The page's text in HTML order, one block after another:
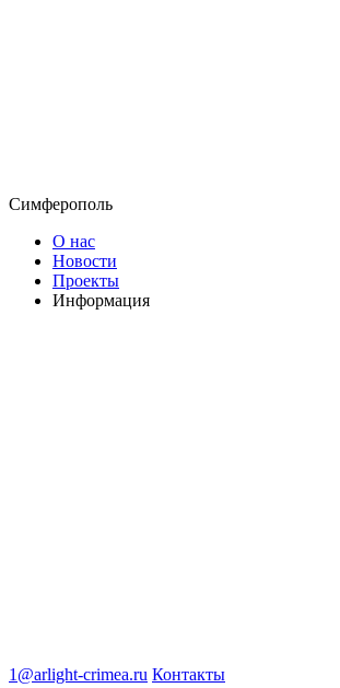
Симферополь
О нас
Новости
Проекты
Информация
1@arlight-crimea.ru Контакты